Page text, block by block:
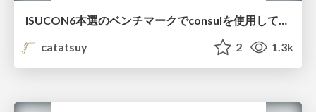
ISUCON6本選のベンチマークでconsulを使用してクラスタを構築した話 / isucon6-night
catatsuy
2 1.3k